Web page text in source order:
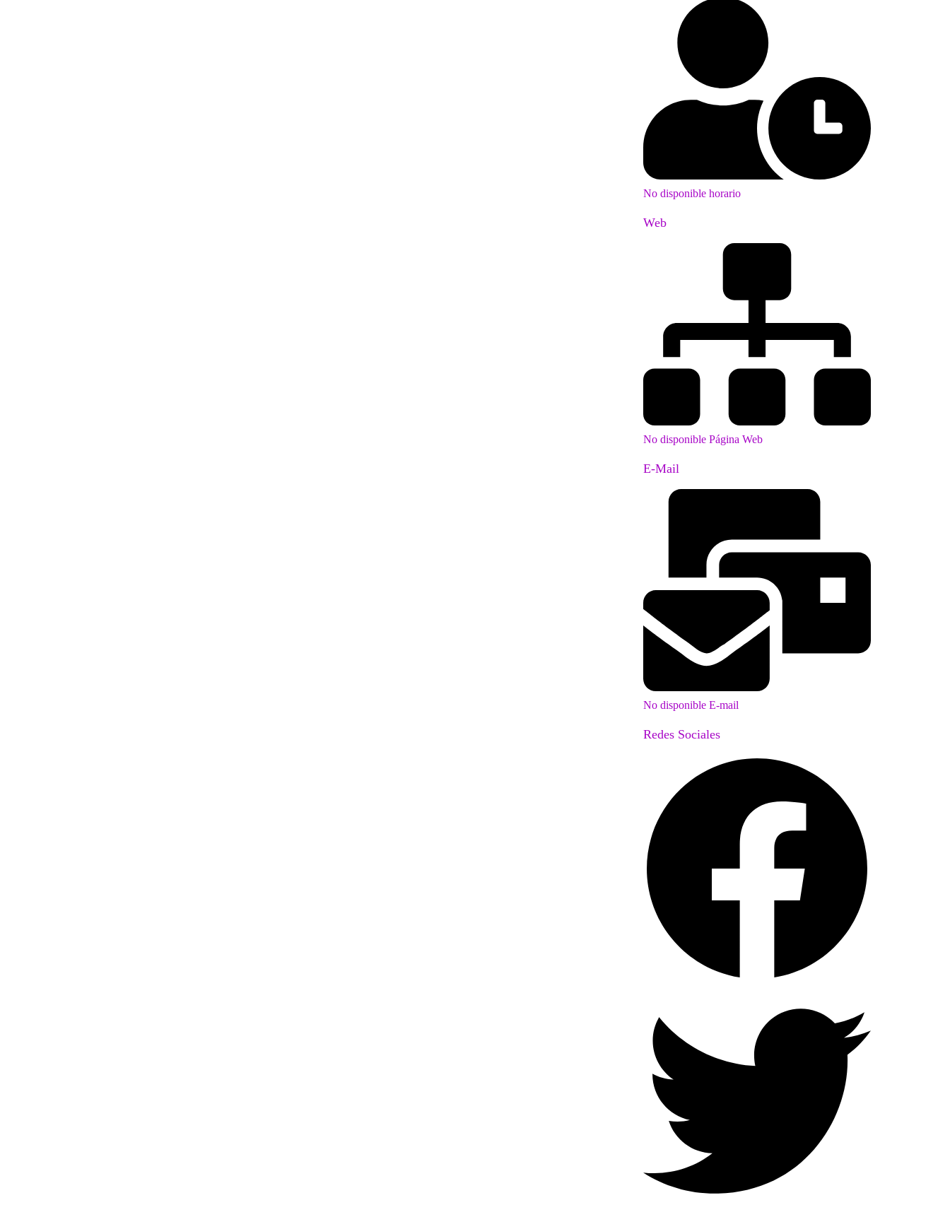
No disponible horario
Web
No disponible Página Web
E-Mail
No disponible E-mail
Redes Sociales